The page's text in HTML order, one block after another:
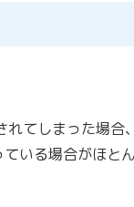
れてしまった場合
いる場合がほと